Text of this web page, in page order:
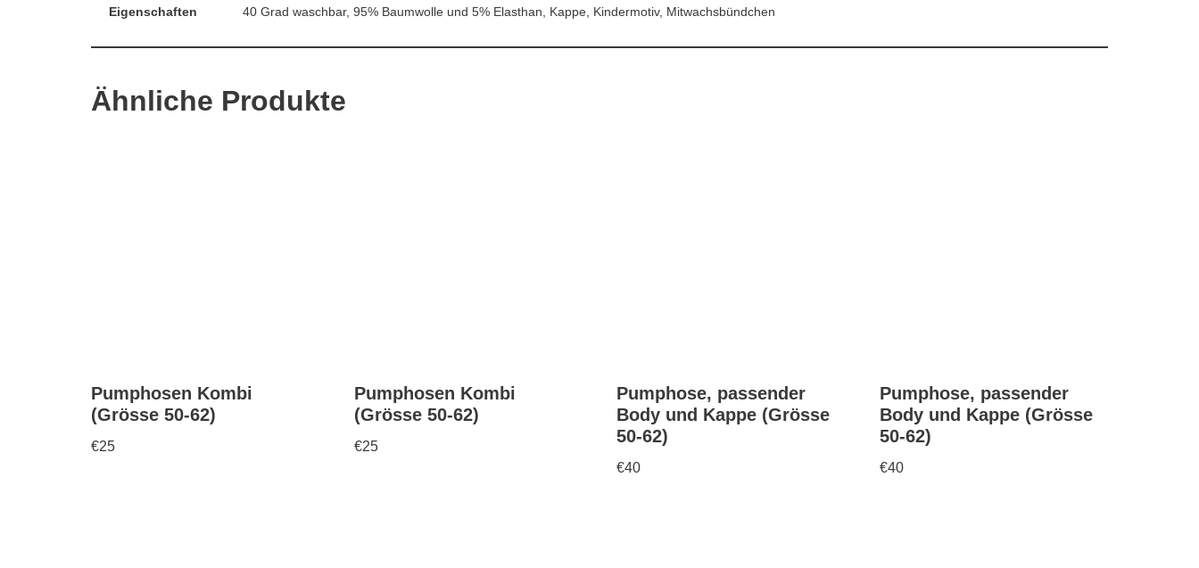
Eigenschaften 40 Grad waschbar, 95% Baumwolle und 5% Elasthan, Kappe, Kindermotiv, Mitwachsbündchen
Ähnliche Produkte
Pumphosen Kombi
(Grösse 50-62)
€25
Pumphosen Kombi
(Grösse 50-62)
€25
Pumphose, passender
Body und Kappe (Grösse
50-62)
€40
Pumphose, passender
Body und Kappe (Grösse
50-62)
€40